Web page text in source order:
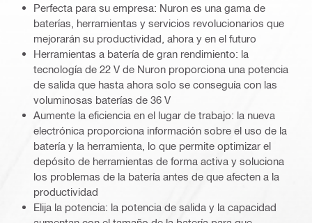
Perfecta para su empresa: Nuron es una gama de
baterías, herramientas y servicios revolucionarios que
mejorarán su productividad, ahora y en el futuro
Herramientas a batería de gran rendimiento: la
tecnología de 22 V de Nuron proporciona una potencia
de salida que hasta ahora solo se conseguía con las
voluminosas baterías de 36 V
Aumente la eficiencia en el lugar de trabajo: la nueva
electrónica proporciona información sobre el uso de la
batería y la herramienta, lo que permite optimizar el
depósito de herramientas de forma activa y soluciona
los problemas de la batería antes de que afecten a la
productividad
Elija la potencia: la potencia de salida y la capacidad